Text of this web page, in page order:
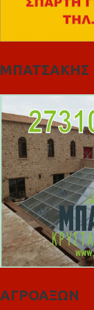
ΜΠΑΤΣΑΚΗΣ
ΑΓΡΟΑΞΩΝ